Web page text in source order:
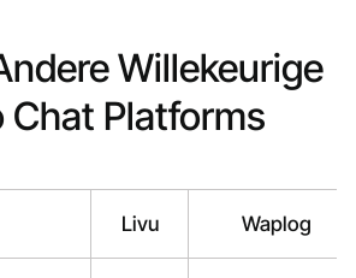
Willekeurige
Chat Platforms
Livu Waplog